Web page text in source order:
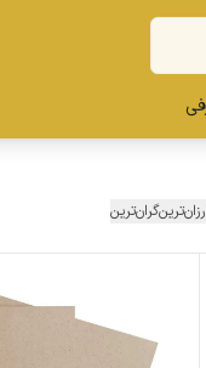
ارزان‌ترینگران‌ترین